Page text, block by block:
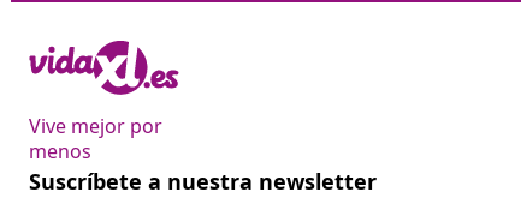
Vive mejor por
menos
Suscríbete a nuestra newsletter